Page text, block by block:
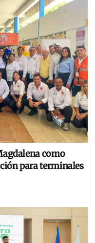
como
para terminales